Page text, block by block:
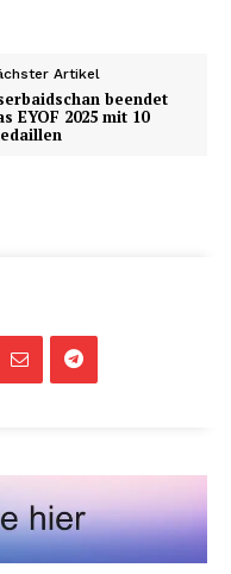
Artikel
beendet
EYOF 2025 mit 10